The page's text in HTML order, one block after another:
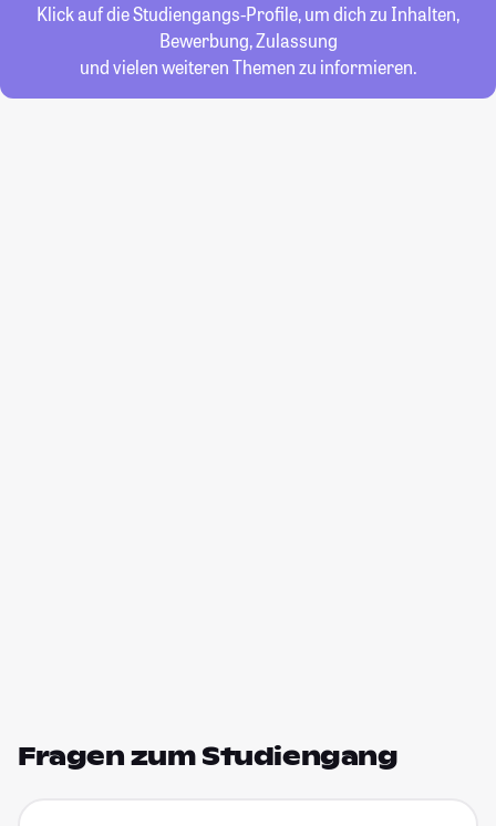
Klick auf die Studiengangs-Profile, um dich zu Inhalten,
Bewerbung, Zulassung
und vielen weiteren Themen zu informieren.
Fragen zum Studiengang